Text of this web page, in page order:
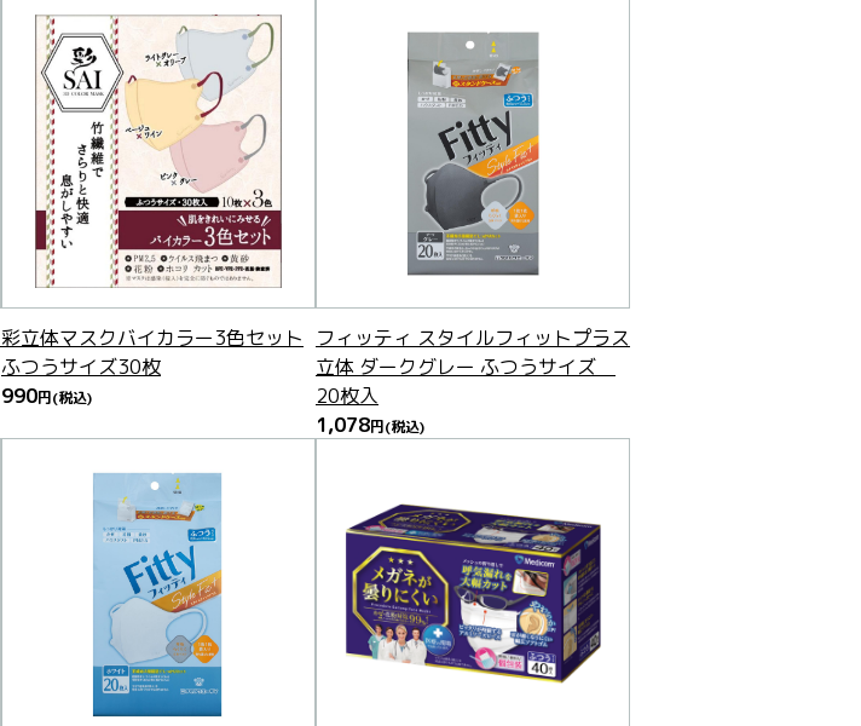
彩立体マスクバイカラー3色セット
ふつうサイズ30枚
990円(税込)
フィッティ スタイルフィットプラス
立体 ダークグレー ふつうサイズ
20枚入
1,078円(税込)